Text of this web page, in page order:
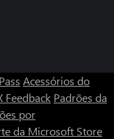
Acessórios do
Feedback Padrões da
por
da Microsoft Store